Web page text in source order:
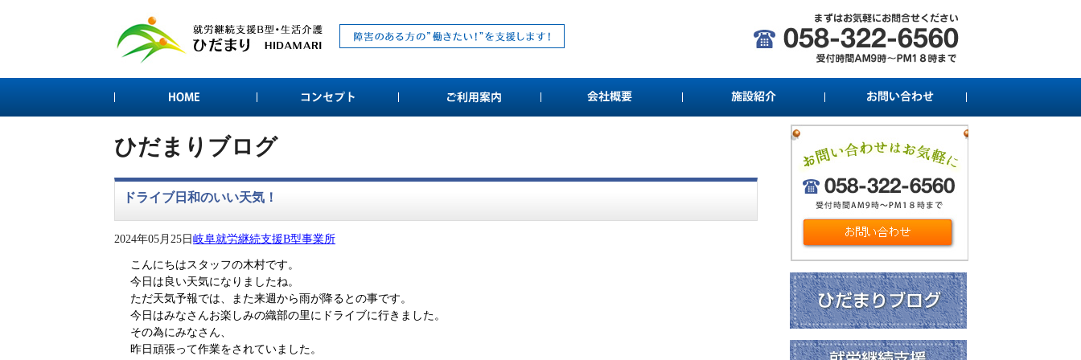
ひだまりブログ
ドライブ日和のいい天気！
2024年05月25日岐阜就労継続支援B型事業所
こんにちはスタッフの木村です。
今日は良い天気になりましたね。
ただ天気予報では、また来週から雨が降るとの事です。
今日はみなさんお楽しみの織部の里にドライブに行きました。
その為にみなさん、
昨日頑張って作業をされていました。